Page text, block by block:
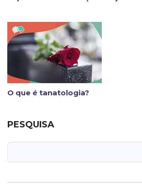
O que é tanatologia?
PESQUISA